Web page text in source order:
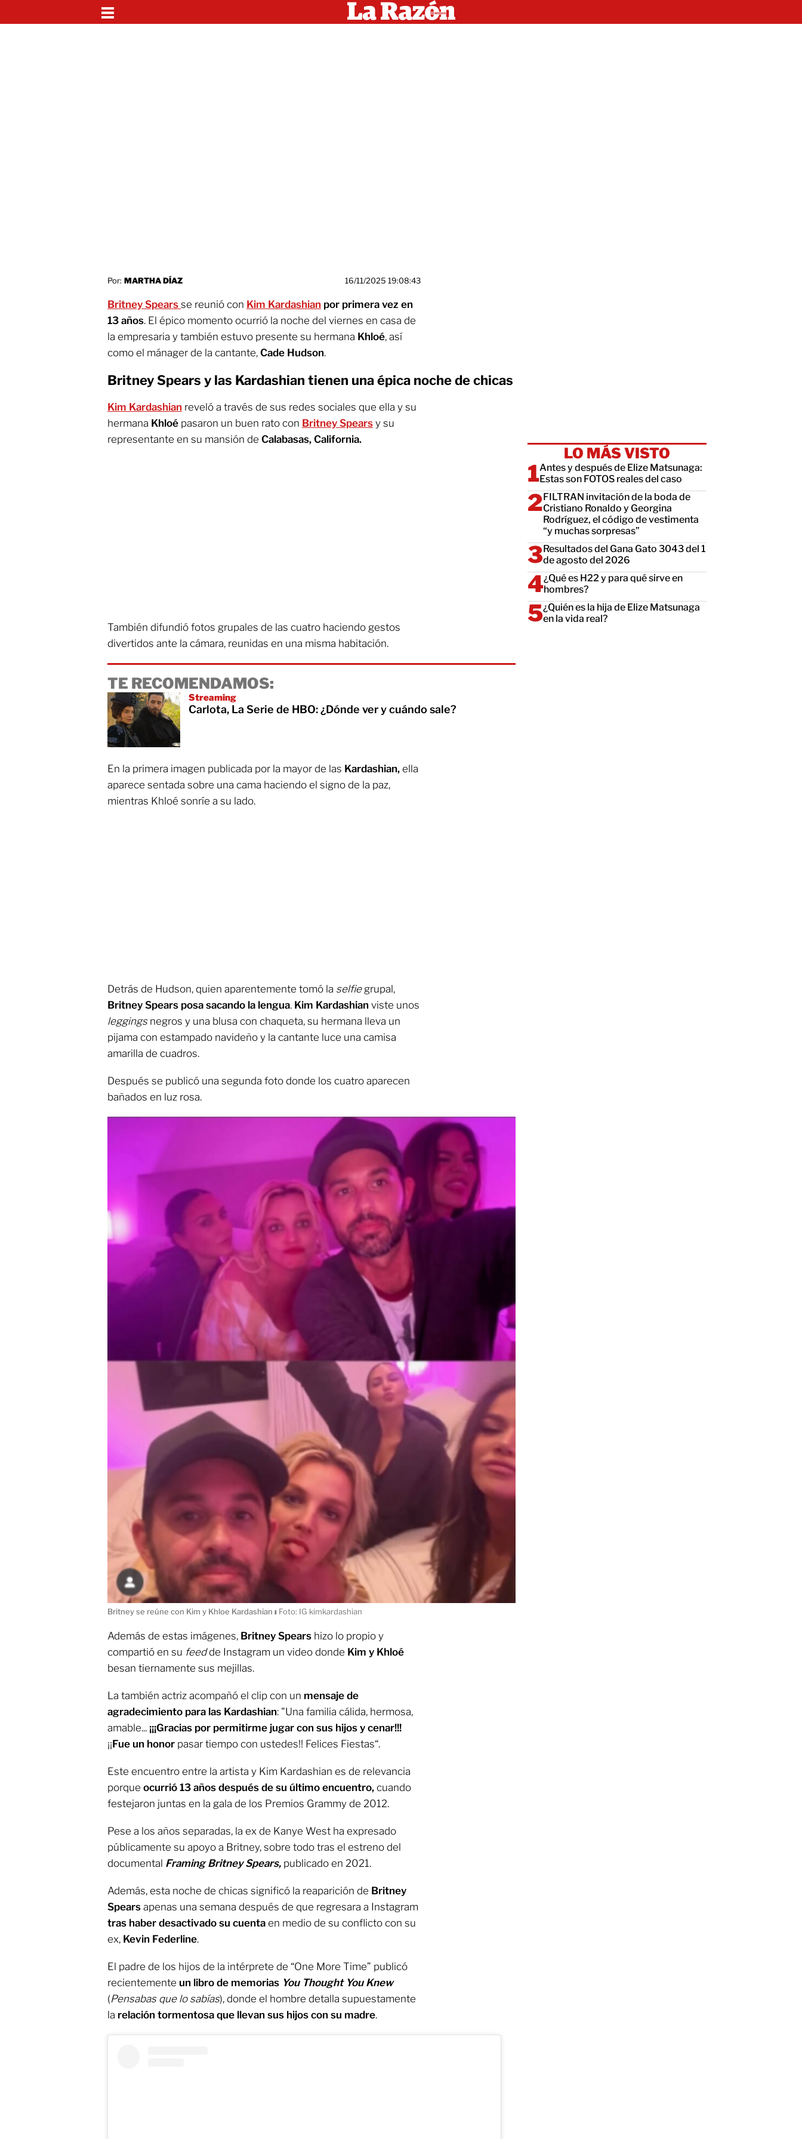
Por: MARTHA DÍAZ 16/11/2025 19:08:43
Britney Spears se reunió con Kim Kardashian por primera vez en
13 años. El épico momento ocurrió la noche del viernes en casa de
la empresaria y también estuvo presente su hermana Khloé, así
como el mánager de la cantante, Cade Hudson.
Britney Spears y las Kardashian tienen una épica noche de chicas
Kim Kardashian reveló a través de sus redes sociales que ella y su
hermana Khloé pasaron un buen rato con Britney Spears y su
representante en su mansión de Calabasas, California.
También difundió fotos grupales de las cuatro haciendo gestos
divertidos ante la cámara, reunidas en una misma habitación.
TE RECOMENDAMOS:
Streaming
Carlota, La Serie de HBO: ¿Dónde ver y cuándo sale?
En la primera imagen publicada por la mayor de las Kardashian, ella
aparece sentada sobre una cama haciendo el signo de la paz,
mientras Khloé sonríe a su lado.
Detrás de Hudson, quien aparentemente tomó la selfiegrupal,
Britney Spears posa sacando la lengua. Kim Kardashian viste unos
leggingsnegros y una blusa con chaqueta, su hermana lleva un
pijama con estampado navideño y la cantante luce una camisa
amarilla de cuadros.
Después se publicó una segunda foto donde los cuatro aparecen
bañados en luz rosa.
Britney se reúne con Kim y Khloe Kardashian ı Foto: IG kimkardashian
Además de estas imágenes, Britney Spears hizo lo propio y
compartió en su feedde Instagram un video donde Kim y Khloé
besan tiernamente sus mejillas.
La también actriz acompañó el clip con un mensaje de
agradecimiento para las Kardashian: "Una familia cálida, hermosa,
amable... ¡¡¡Gracias por permitirme jugar con sus hijos y cenar!!!
¡¡Fue un honor pasar tiempo con ustedes!! Felices Fiestas“.
Este encuentro entre la artista y Kim Kardashian es de relevancia
porque ocurrió 13 años después de su último encuentro, cuando
festejaron juntas en la gala de los Premios Grammy de 2012.
Pese a los años separadas, la ex de Kanye West ha expresado
públicamente su apoyo a Britney, sobre todo tras el estreno del
documental Framing Britney Spears, publicado en 2021.
Además, esta noche de chicas significó la reaparición de Britney
Spears apenas una semana después de que regresara a Instagram
tras haber desactivado su cuenta en medio de su conflicto con su
ex, Kevin Federline.
El padre de los hijos de la intérprete de “One More Time” publicó
recientemente un libro de memorias You Thought You Knew
(Pensabas que lo sabías), donde el hombre detalla supuestamente
la relación tormentosa que llevan sus hijos con su madre.
LO MÁS VISTO
Antes y después de Elize Matsunaga:
Estas son FOTOS reales del caso
FILTRAN invitación de la boda de
Cristiano Ronaldo y Georgina
Rodríguez, el código de vestimenta
“y muchas sorpresas”
Resultados del Gana Gato 3043 del 1
de agosto del 2026
¿Qué es H22 y para qué sirve en
hombres?
¿Quién es la hija de Elize Matsunaga
en la vida real?